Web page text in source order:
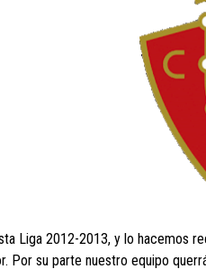
Liga 2012-2013, y lo hacemos
Por su parte nuestro equipo